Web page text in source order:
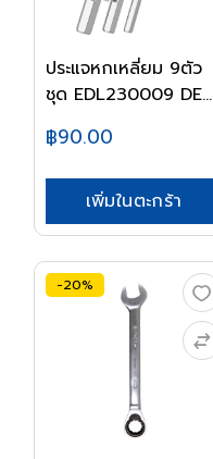
ประแจหกเหลี่ยม 9ตัว
ชุด EDL230009 DE...
฿90.00
เพิ่มในตะกร้า
-20%